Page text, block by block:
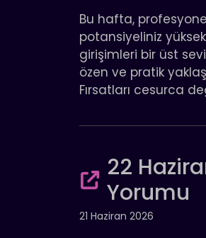
Bu hafta,
potansiyeliniz
girişimleri bir üst
özen ve pratik
Fırsatları cesurca
22
Yorumu
21 Haziran 2026